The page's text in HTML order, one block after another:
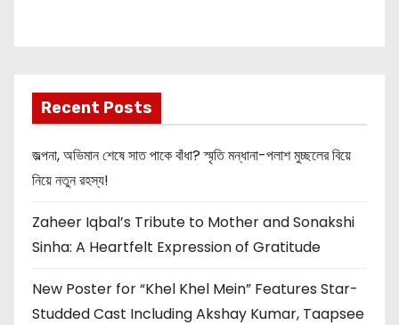
Recent Posts
জল্পনা, অভিমান শেষে সাত পাকে বাঁধা? স্মৃতি মন্ধানা-পলাশ মুচ্ছলের বিয়ে
নিয়ে নতুন রহস্য!
Zaheer Iqbal’s Tribute to Mother and Sonakshi
Sinha: A Heartfelt Expression of Gratitude
New Poster for “Khel Khel Mein” Features Star-
Studded Cast Including Akshay Kumar, Taapsee